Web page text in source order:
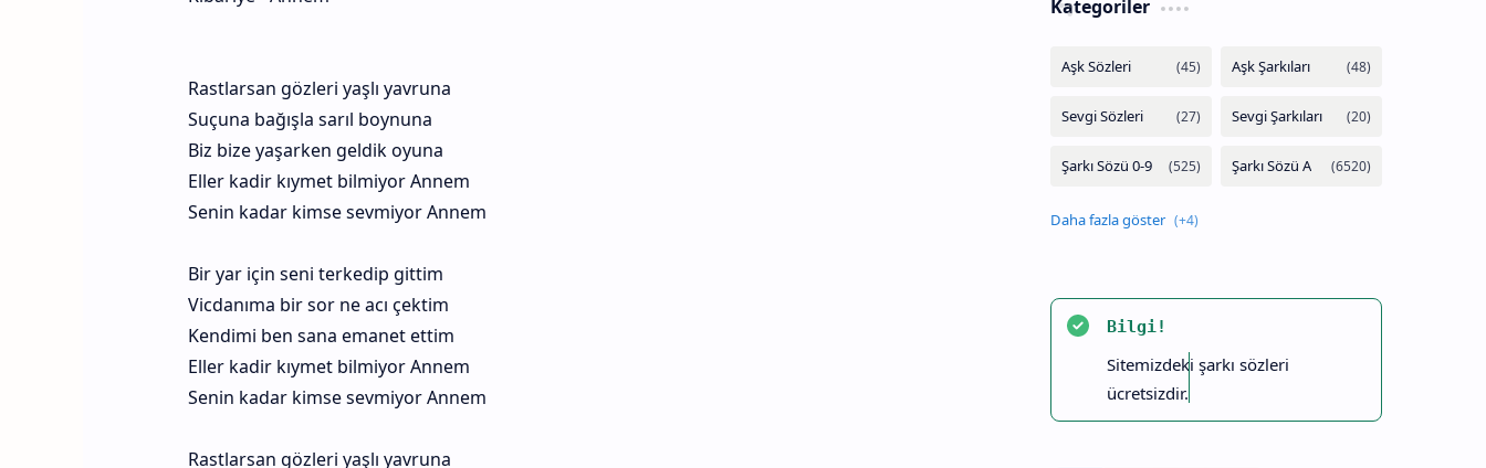
Rastlarsan gözleri yaşlı yavruna
Suçuna bağışla sarıl boynuna
Biz bize yaşarken geldik oyuna
Eller kadir kıymet bilmiyor Annem
Senin kadar kimse sevmiyor Annem
Bir yar için seni terkedip gittim
Vicdanıma bir sor ne acı çektim
Kendimi ben sana emanet ettim
Eller kadir kıymet bilmiyor Annem
Senin kadar kimse sevmiyor Annem
Rastlarsan gözleri yaşlı yavruna
Kategoriler
Bilgi!
Sitemizdeki şarkı sözleri
ücretsizdir.